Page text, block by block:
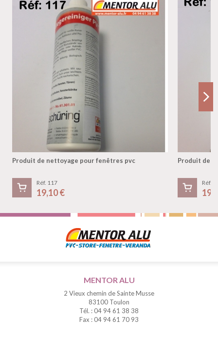
Produit de nettoyage pour fenêtres pvc
Réf. 117
19,10 €
Produit de
Réf.
MENTOR ALU
2 Vieux chemin de Sainte Musse
83100 Toulon
Tél. : 04 94 61 38 38
Fax : 04 94 61 70 93